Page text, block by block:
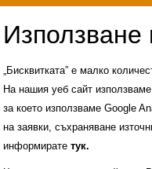
„Бисквитката” е малко
На нашия уеб сайт
за което използваме Google
на заявки, съхраняване
информирате тук.